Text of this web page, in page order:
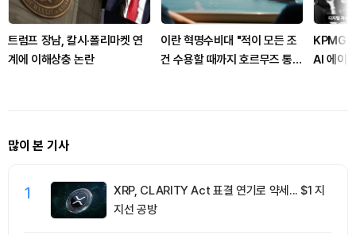
트럼프 장남, 칼시·폴리마켓 연
계에 이해상충 논란
이란 혁명수비대 "적이 모든 조
건 수용할 때까지 호르무즈 통
KPMG “
AI 에이
많이 본 기사
1
XRP, CLARITY Act 표결 연기로 약세... $1 지
지선 공방